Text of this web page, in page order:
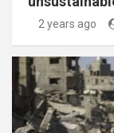
2 years ago